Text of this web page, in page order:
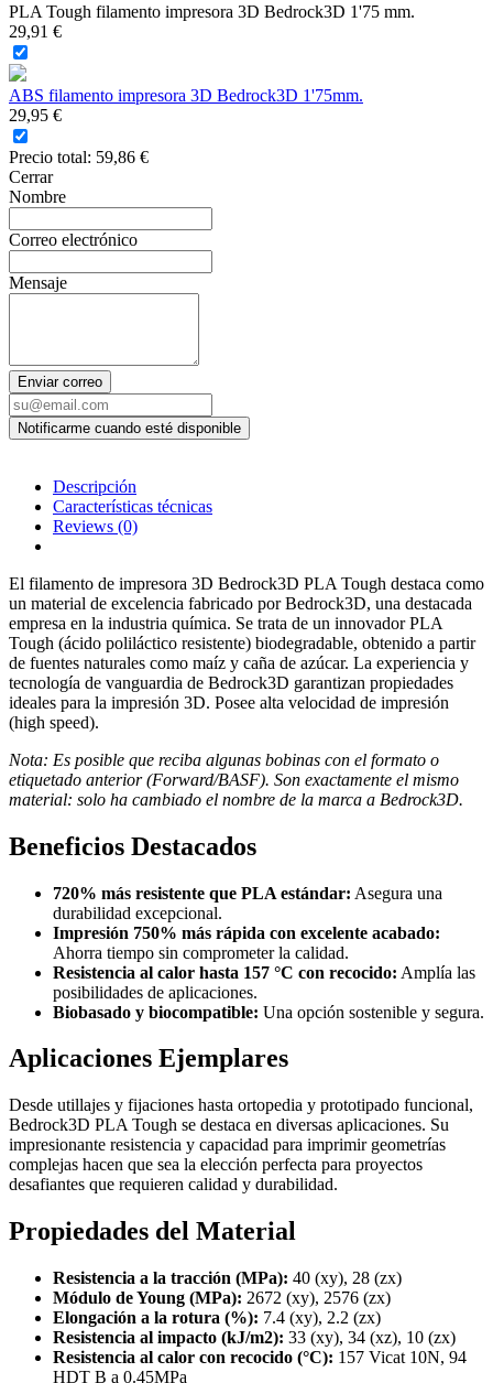
PLA Tough filamento impresora 3D Bedrock3D 1'75 mm.
29,91 €
ABS filamento impresora 3D Bedrock3D 1'75mm.
29,95 €
Precio total: 59,86 €
Cerrar
Nombre
Correo electrónico
Mensaje
Enviar correo
Descripción
Características técnicas
Reviews (0)
El filamento de impresora 3D Bedrock3D PLA Tough destaca como
un material de excelencia fabricado por Bedrock3D, una destacada
empresa en la industria química. Se trata de un innovador PLA
Tough (ácido poliláctico resistente) biodegradable, obtenido a partir
de fuentes naturales como maíz y caña de azúcar. La experiencia y
tecnología de vanguardia de Bedrock3D garantizan propiedades
ideales para la impresión 3D. Posee alta velocidad de impresión
(high speed).
Nota: Es posible que reciba algunas bobinas con el formato o
etiquetado anterior (Forward/BASF). Son exactamente el mismo
material: solo ha cambiado el nombre de la marca a Bedrock3D.
Beneficios Destacados
720% más resistente que PLA estándar: Asegura una
durabilidad excepcional.
Impresión 750% más rápida con excelente acabado:
Ahorra tiempo sin comprometer la calidad.
Resistencia al calor hasta 157 °C con recocido: Amplía las
posibilidades de aplicaciones.
Biobasado y biocompatible: Una opción sostenible y segura.
Aplicaciones Ejemplares
Desde utillajes y fijaciones hasta ortopedia y prototipado funcional,
Bedrock3D PLA Tough se destaca en diversas aplicaciones. Su
impresionante resistencia y capacidad para imprimir geometrías
complejas hacen que sea la elección perfecta para proyectos
desafiantes que requieren calidad y durabilidad.
Propiedades del Material
Resistencia a la tracción (MPa): 40 (xy), 28 (zx)
Módulo de Young (MPa): 2672 (xy), 2576 (zx)
Elongación a la rotura (%): 7.4 (xy), 2.2 (zx)
Resistencia al impacto (kJ/m2): 33 (xy), 34 (xz), 10 (zx)
Resistencia al calor con recocido (°C): 157 Vicat 10N, 94
HDT B a 0.45MPa